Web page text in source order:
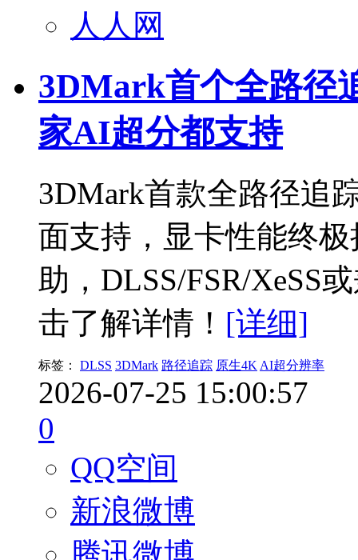
人人网
3DMark首个全路径
家AI超分都支持
3DMark首款全路径追
面支持，显卡性能终
助，DLSS/FSR/XeSS
击了解详情！ [详细]
标签： DLSS 3DMark 路径追踪 原生4K AI超分辨率
2026-07-25 15:00:57
0
QQ空间
新浪微博